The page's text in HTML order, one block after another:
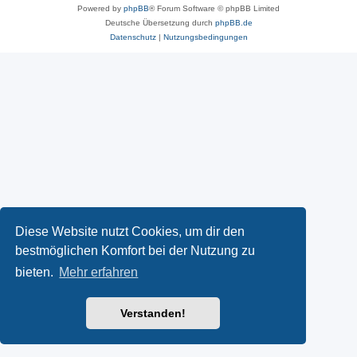
Diese Website nutzt Cookies, um dir den
bestmöglichen Komfort bei der Nutzung zu
bieten. Mehr erfahren
Verstanden!
Powered by phpBB® Forum Software © phpBB Limited
Deutsche Übersetzung durch phpBB.de
Datenschutz| Nutzungsbedingungen